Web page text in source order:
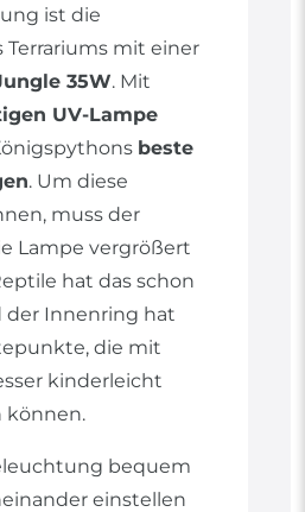
ist die
mit einer
35W. Mit
UV-Lampe
beste
. Um diese
muss der
Lampe vergrößert
hat das schon
der Innenring hat
die mit
kinderleicht
können.
bequem
einstellen